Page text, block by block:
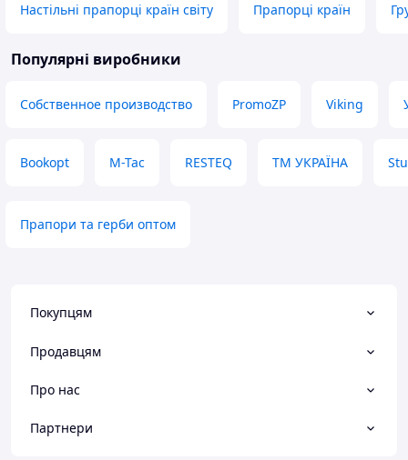
Настільні прапорці країн світу Прапорці країн
Популярні виробники
Собственное производство PromoZP Viking
Bookopt M-Tac RESTEQ ТМ УКРАЇНА
Прапори та герби оптом
Покупцям
Продавцям
Про нас
Партнери